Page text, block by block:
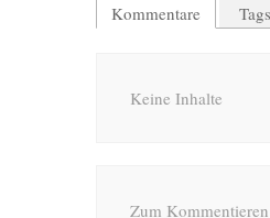
Kommentare Tags
Keine Inhalte
Zum